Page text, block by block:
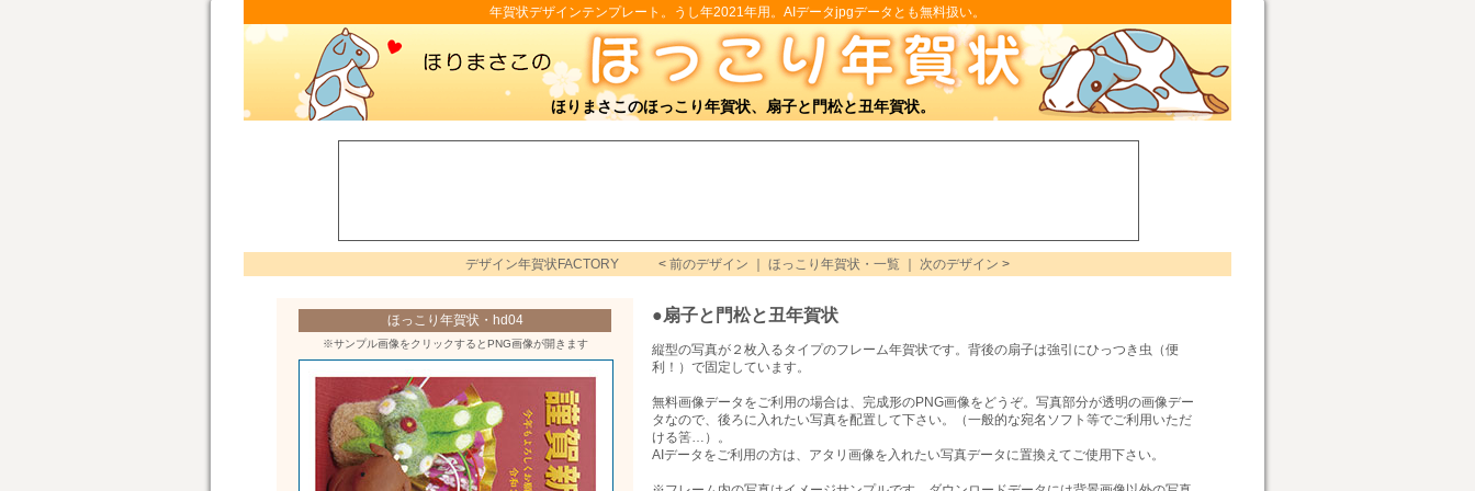
年賀状デザインテンプレート。うし年2021年用。AIデータjpgデータとも無料扱い。
ほりまさこのほっこり年賀状、扇子と門松と丑年賀状。
デザイン年賀状FACTORY < 前のデザイン ほっこり年賀状・一覧 次のデザイン >
ほっこり年賀状・hd04
※サンプル画像をクリックするとPNG画像が開きます
●扇子と門松と丑年賀状
縦型の写真が２枚入るタイプのフレーム年賀状です。背後の扇子は強引にひっつき虫（便
利！）で固定しています。
無料画像データをご利用の場合は、完成形のPNG画像をどうぞ。写真部分が透明の画像デー
タなので、後ろに入れたい写真を配置して下さい。（一般的な宛名ソフト等でご利用いただ
ける筈…）。
AIデータをご利用の方は、アタリ画像を入れたい写真データに置換えてご使用下さい。